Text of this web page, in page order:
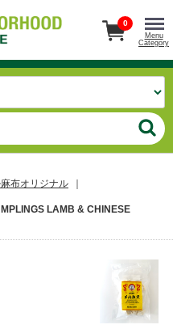
0
Menu
Category
布オリジナル
LAMB & CHINESE